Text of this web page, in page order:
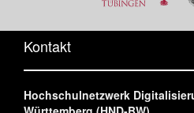
Kontakt
Hochschulnetzwerk